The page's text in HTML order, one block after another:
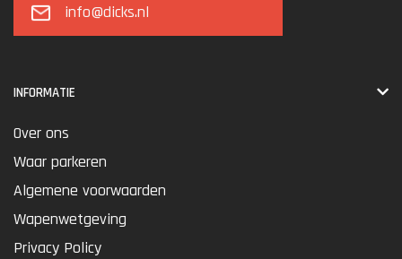
info@dicks.nl
INFORMATIE
Over ons
Waar parkeren
Algemene voorwaarden
Wapenwetgeving
Privacy Policy